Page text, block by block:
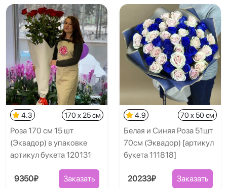
4.3 170 x 25 см
Роза 170 см 15 шт
(Эквадор) в упаковке
артикул букета 120131
9350₽ Заказать
4.9 70 x 50 см
Белая и Синяя Роза 51шт
70см (Эквадор) [артикул
букета 111818]
20233₽ Заказать